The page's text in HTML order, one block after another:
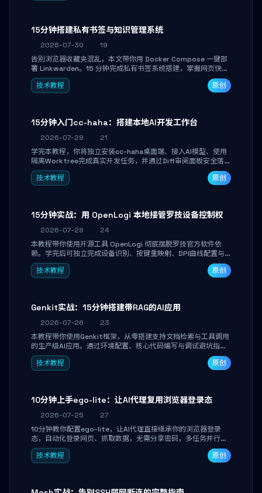
15分钟搭建私有书签与知识管理系统
2026-07-30
19
告别浏览器收藏夹混乱，本文带你用 Docker Compose 一键部
署 Linkwarden。15 分钟完成私有书签系统搭建，掌握网页快照
归档、高亮批注、分类管理与全文搜索。适合开发者与知识工作
者打造个人知识库，资料统一归档，随时检索。
技术教程 原创
15分钟入门cc-haha：搭建本地AI开发工作台
2026-07-29
21
学完本教程，你将独立安装cc-haha桌面端、接入AI模型、使用
隔离Worktree完成真实开发任务，并通过Diff审阅面板安全落地
AI代码改写。告别终端黑盒操作，让AI在沙箱环境中工作，你只
做审阅和决策。
技术教程 原创
15分钟实战：用 OpenLogi 本地接管罗技设备控制权
2026-07-28
24
本教程带你使用开源工具 OpenLogi 彻底摆脱罗技官方软件依
赖。学完后可独立完成设备识别、按键重映射、DPI曲线配置与
SmartShift调节，实现完全离线控制，保护隐私并释放硬件性
能。
技术教程 原创
Genkit实战：15分钟搭建带RAG的AI应用
2026-07-26
23
本教程带你使用Genkit框架，从零搭建支持文档检索与工具调用
的生产级AI应用。通过环境配置、核心代码编写与调试避坑指
南，学完即可掌握多模型切换、RAG管道构建及函数调用注册，
独立开发高效AI智能体。
技术教程 原创
10分钟上手ego-lite：让AI代理复用浏览器登录态
2026-07-25
27
10分钟教你配置ego-lite，让AI代理直接继承你的浏览器登录
态，自动化登录网页、抓取数据，无需分享密码，多任务并行不
干扰日常使用。
技术教程
原创